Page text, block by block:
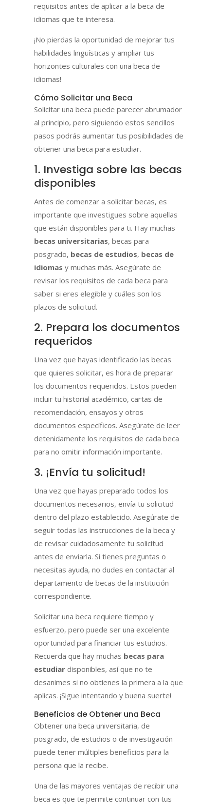
requisitos antes de aplicar a la beca de
idiomas que te interesa.
¡No pierdas la oportunidad de mejorar tus
habilidades lingüísticas y ampliar tus
horizontes culturales con una beca de
idiomas!
Cómo Solicitar una Beca
Solicitar una beca puede parecer abrumador
al principio, pero siguiendo estos sencillos
pasos podrás aumentar tus posibilidades de
obtener una beca para estudiar.
1. Investiga sobre las becas
disponibles
Antes de comenzar a solicitar becas, es
importante que investigues sobre aquellas
que están disponibles para ti. Hay muchas
becas universitarias, becas para
posgrado, becas de estudios, becas de
idiomas y muchas más. Asegúrate de
revisar los requisitos de cada beca para
saber si eres elegible y cuáles son los
plazos de solicitud.
2. Prepara los documentos
requeridos
Una vez que hayas identificado las becas
que quieres solicitar, es hora de preparar
los documentos requeridos. Estos pueden
incluir tu historial académico, cartas de
recomendación, ensayos y otros
documentos específicos. Asegúrate de leer
detenidamente los requisitos de cada beca
para no omitir información importante.
3. ¡Envía tu solicitud!
Una vez que hayas preparado todos los
documentos necesarios, envía tu solicitud
dentro del plazo establecido. Asegúrate de
seguir todas las instrucciones de la beca y
de revisar cuidadosamente tu solicitud
antes de enviarla. Si tienes preguntas o
necesitas ayuda, no dudes en contactar al
departamento de becas de la institución
correspondiente.
Solicitar una beca requiere tiempo y
esfuerzo, pero puede ser una excelente
oportunidad para financiar tus estudios.
Recuerda que hay muchas becas para
estudiardisponibles, así que no te
desanimes si no obtienes la primera a la que
aplicas. ¡Sigue intentando y buena suerte!
Beneficios de Obtener una Beca
Obtener una beca universitaria, de
posgrado, de estudios o de investigación
puede tener múltiples beneficios para la
persona que la recibe.
Una de las mayores ventajas de recibir una
beca es que te permite continuar con tus